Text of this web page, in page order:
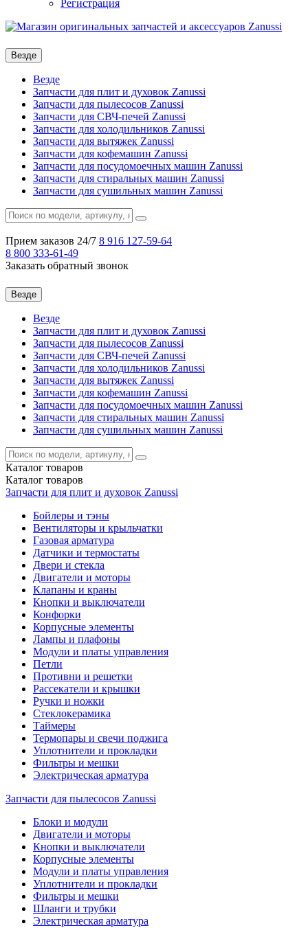
Регистрация
Везде
Везде
Запчасти для плит и духовок Zanussi
Запчасти для пылесосов Zanussi
Запчасти для СВЧ-печей Zanussi
Запчасти для холодильников Zanussi
Запчасти для вытяжек Zanussi
Запчасти для кофемашин Zanussi
Запчасти для посудомоечных машин Zanussi
Запчасти для стиральных машин Zanussi
Запчасти для сушильных машин Zanussi
Прием заказов 24/7 8 916 127-59-64
8 800 333-61-49
Заказать обратный звонок
Везде
Везде
Запчасти для плит и духовок Zanussi
Запчасти для пылесосов Zanussi
Запчасти для СВЧ-печей Zanussi
Запчасти для холодильников Zanussi
Запчасти для вытяжек Zanussi
Запчасти для кофемашин Zanussi
Запчасти для посудомоечных машин Zanussi
Запчасти для стиральных машин Zanussi
Запчасти для сушильных машин Zanussi
Каталог товаров
Каталог товаров
Запчасти для плит и духовок Zanussi
Бойлеры и тэны
Вентиляторы и крыльчатки
Газовая арматура
Датчики и термостаты
Двери и стекла
Двигатели и моторы
Клапаны и краны
Кнопки и выключатели
Конфорки
Корпусные элементы
Лампы и плафоны
Модули и платы управления
Петли
Противни и решетки
Рассекатели и крышки
Ручки и ножки
Стеклокерамика
Таймеры
Термопары и свечи поджига
Уплотнители и прокладки
Фильтры и мешки
Электрическая арматура
Запчасти для пылесосов Zanussi
Блоки и модули
Двигатели и моторы
Кнопки и выключатели
Корпусные элементы
Модули и платы управления
Уплотнители и прокладки
Фильтры и мешки
Шланги и трубки
Электрическая арматура